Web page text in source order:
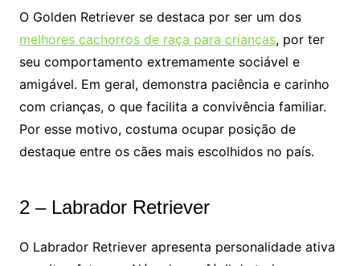
O Golden Retriever se destaca por ser um dos
melhores cachorros de raça para crianças, por ter
seu comportamento extremamente sociável e
amigável. Em geral, demonstra paciência e carinho
com crianças, o que facilita a convivência familiar.
Por esse motivo, costuma ocupar posição de
destaque entre os cães mais escolhidos no país.
2 – Labrador Retriever
O Labrador Retriever apresenta personalidade ativa